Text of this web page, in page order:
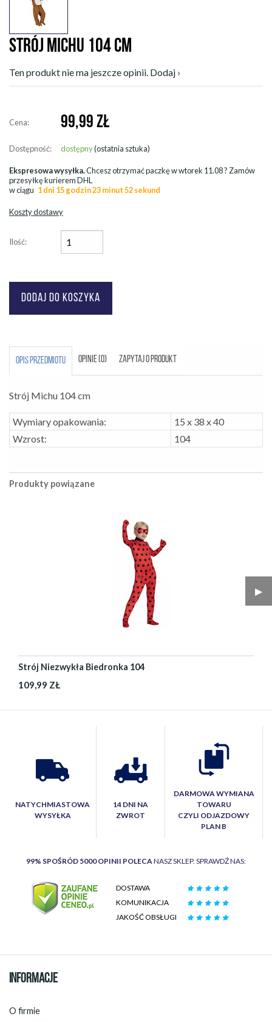
STRÓJ MICHU 104 CM
Ten produkt nie ma jeszcze opinii. Dodaj ›
Cena: 99,99 ZŁ
Dostępność: dostępny(ostatnia sztuka)
Ekspresowa wysyłka.Chcesz otrzymać paczkę wwtorek 11.08? Zamów
przesyłkę kurierem DHL
w ciągu 1 dni 15 godzin 23 minut 52 sekund
Koszty dostawy
Ilość:
OPIS PRZEDMIOTU OPINIE (0) ZAPYTAJ O PRODUKT
Strój Michu 104 cm
Wymiary opakowania:
15 x 38 x 40
Wzrost:
104
Produkty powiązane
▶︎
Strój Niezwykła Biedronka 104
109,99 ZŁ
NATYCHMIASTOWA
WYSYŁKA
14 DNI NA
ZWROT
DARMOWA WYMIANA
TOWARU
CZYLI ODJAZDOWY
PLAN B
99% SPOŚRÓD 5000 OPINII POLECA NASZ SKLEP. SPRAWDŹ NAS:
DOSTAWA
KOMUNIKACJA
JAKOŚĆ OBSŁUGI
INFORMACJE
O firmie